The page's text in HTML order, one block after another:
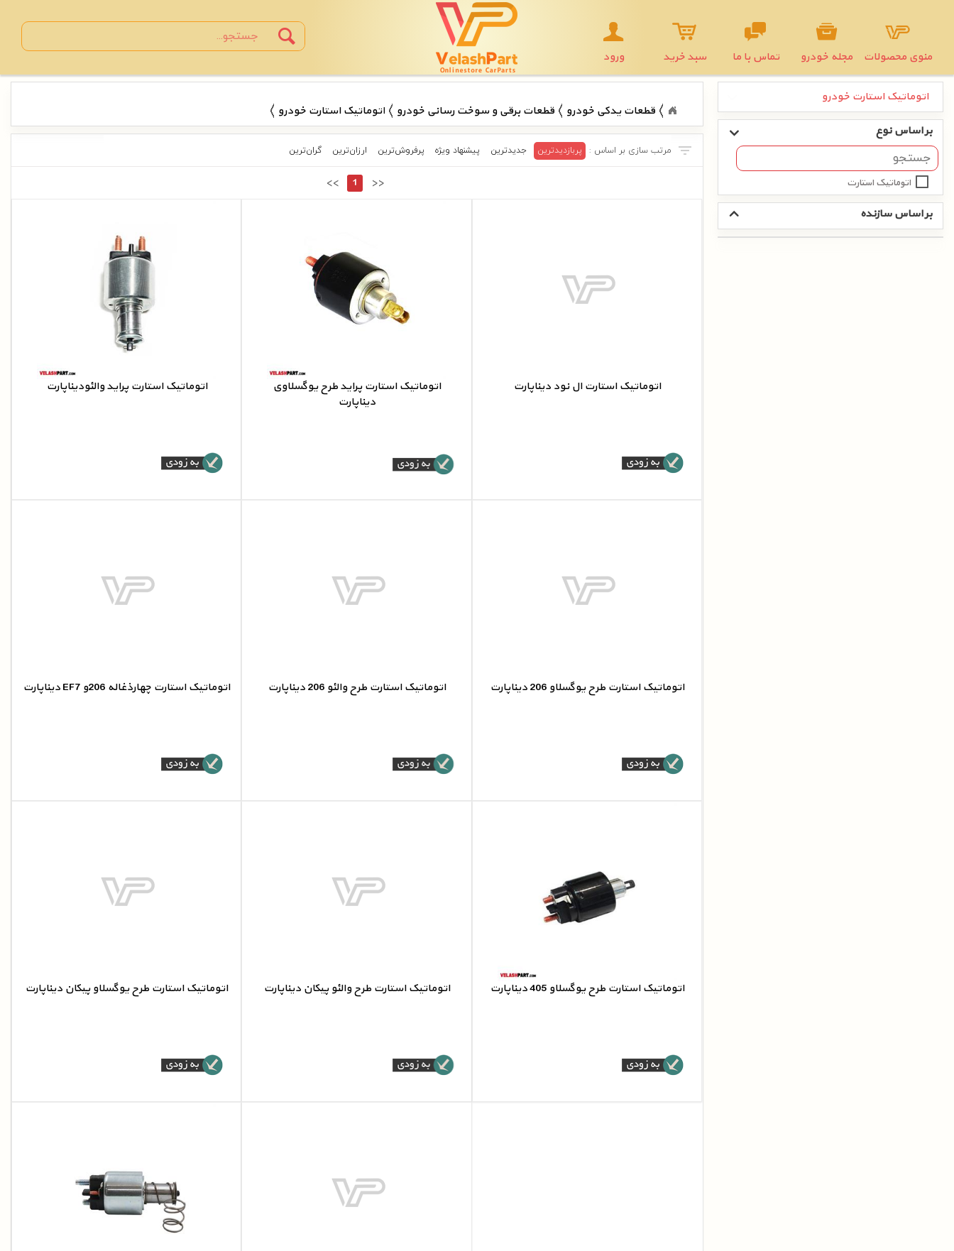
قطعات یدکی خودرو قطعات برقی و سوخت رسانی خودرو اتوماتیک استارت خودرو
پربازدیدترین جدیدترین پیشنهاد ویژه پرفروش‌ترین‌ ارزان‌ترین گران‌ترین
<< 1 >>
اتوماتیک استارت پراید والئودیناپارت
اتوماتیک استارت پراید طرح یوگسلاوی
دیناپارت
اتوماتیک استارت ال نود دیناپارت
اتوماتیک استارت چهارذغاله 206و EF7 دیناپارت اتوماتیک استارت طرح والئو 206 دیناپارت اتوماتیک استارت طرح یوگسلاو 206 دیناپارت
اتوماتیک استارت طرح یوگسلاو پیکان دیناپارت اتوماتیک استارت طرح والئو پیکان دیناپارت اتوماتیک استارت طرح یوگسلاو 405 دیناپارت
اتوماتیک استارت خودرو
بر اساس نوع
اتوماتیک استارت
بر اساس سازنده
Search
منوی محصولات مجله خودرو تماس با ما سبد خرید ورود